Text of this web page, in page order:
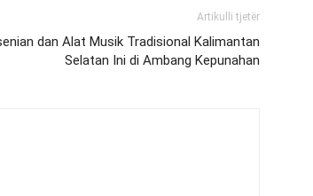
Artikulli tjetër
dan Alat Musik Tradisional Kalimantan
Selatan Ini di Ambang Kepunahan